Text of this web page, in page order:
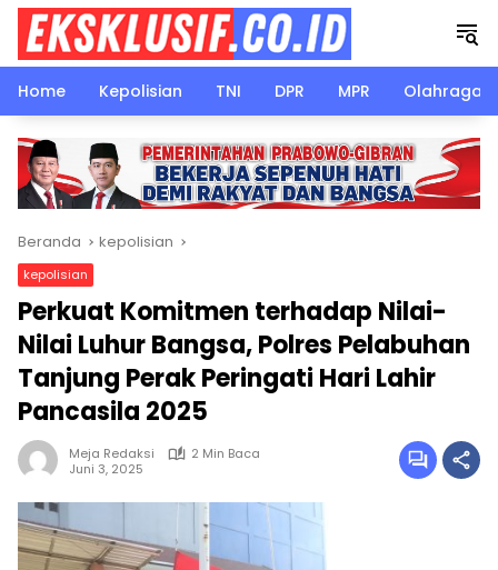
Langsung
konten
Home
Kepolisian TNI DPR MPR Olahraga
Beranda kepolisian
kepolisian
Perkuat Komitmen terhadap Nilai-
Nilai Luhur Bangsa, Polres Pelabuhan
Tanjung Perak Peringati Hari Lahir
Pancasila 2025
Meja Redaksi
2 Min Baca
Juni 3, 2025